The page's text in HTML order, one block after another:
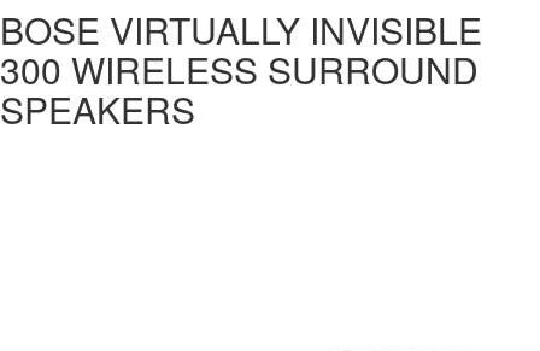
BOSE VIRTUALLY INVISIBLE
300 WIRELESS SURROUND
SPEAKERS